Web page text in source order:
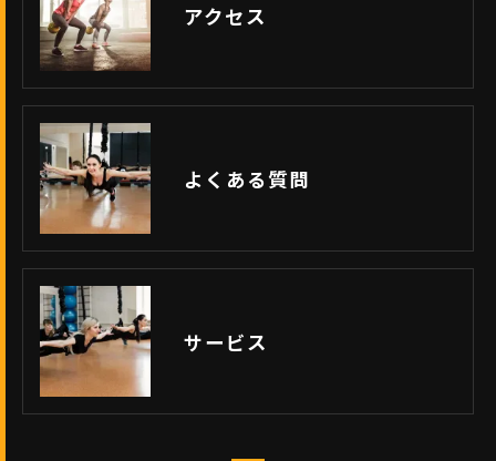
アクセス
よくある質問
サービス